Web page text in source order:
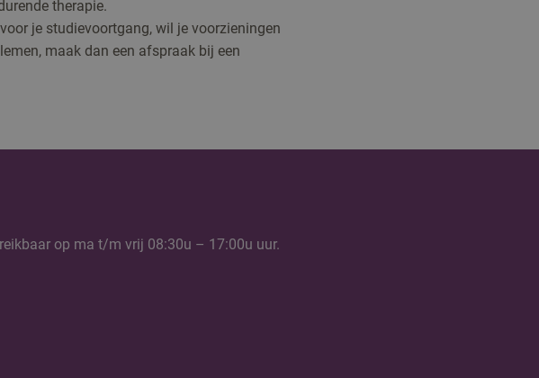
therapie.
je studievoortgang, wil je voorzieningen
maak dan een afspraak bij een
op ma t/m vrij 08:30u – 17:00u uur.